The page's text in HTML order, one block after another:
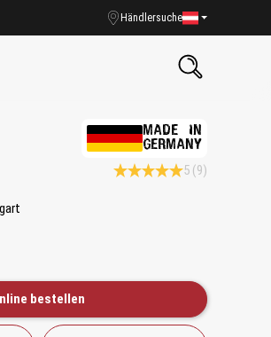
Händlersuche
MADE IN
GERMANY
5 (9)
bestellen